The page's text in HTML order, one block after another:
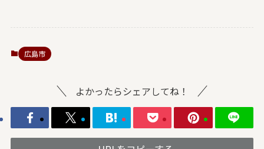
広島市
よかったらシェアしてね！